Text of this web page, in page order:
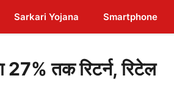
Sarkari Yojana Smartphone
तक रिटर्न, रिटेल